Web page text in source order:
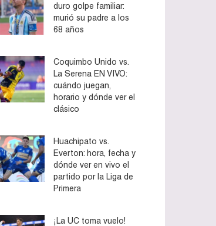
duro golpe familiar:
murió su padre a los
68 años
Coquimbo Unido vs.
La Serena EN VIVO:
cuándo juegan,
horario y dónde ver el
clásico
Huachipato vs.
Everton: hora, fecha y
dónde ver en vivo el
partido por la Liga de
Primera
¡La UC toma vuelo!